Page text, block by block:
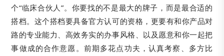
个“临床合伙人”。你要找的不是最大的牌子，而是最合适的
搭档。这个搭档要具备官方认可的资格，更要有和你产品对
路的专业能力、高效务实的办事风格、以及愿意和你一起把
事做成的合作意愿。前期多花点功夫，认真考察、多方比